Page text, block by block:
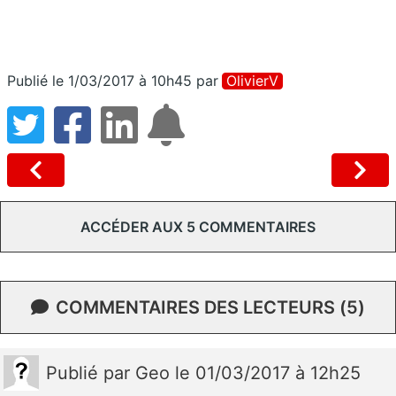
Publié le 1/03/2017 à 10h45 par OlivierV
ACCÉDER AUX 5 COMMENTAIRES
COMMENTAIRES DES LECTEURS (5)
Publié par Geo le 01/03/2017 à 12h25